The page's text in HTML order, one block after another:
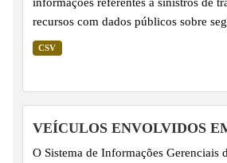
recursos com dados públicos sobre
Estado de São Paulo. Os dados sobre
em Sinistros são apresentados em
podem ter seus dados revisados, em
atualização pelos fornecedores dos
CSV
VEÍCULOS ENVOLVIDOS
O Sistema de Informações Gerenciais